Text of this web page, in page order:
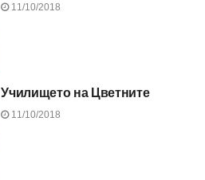
11/10/2018
Училището на Цветните
11/10/2018